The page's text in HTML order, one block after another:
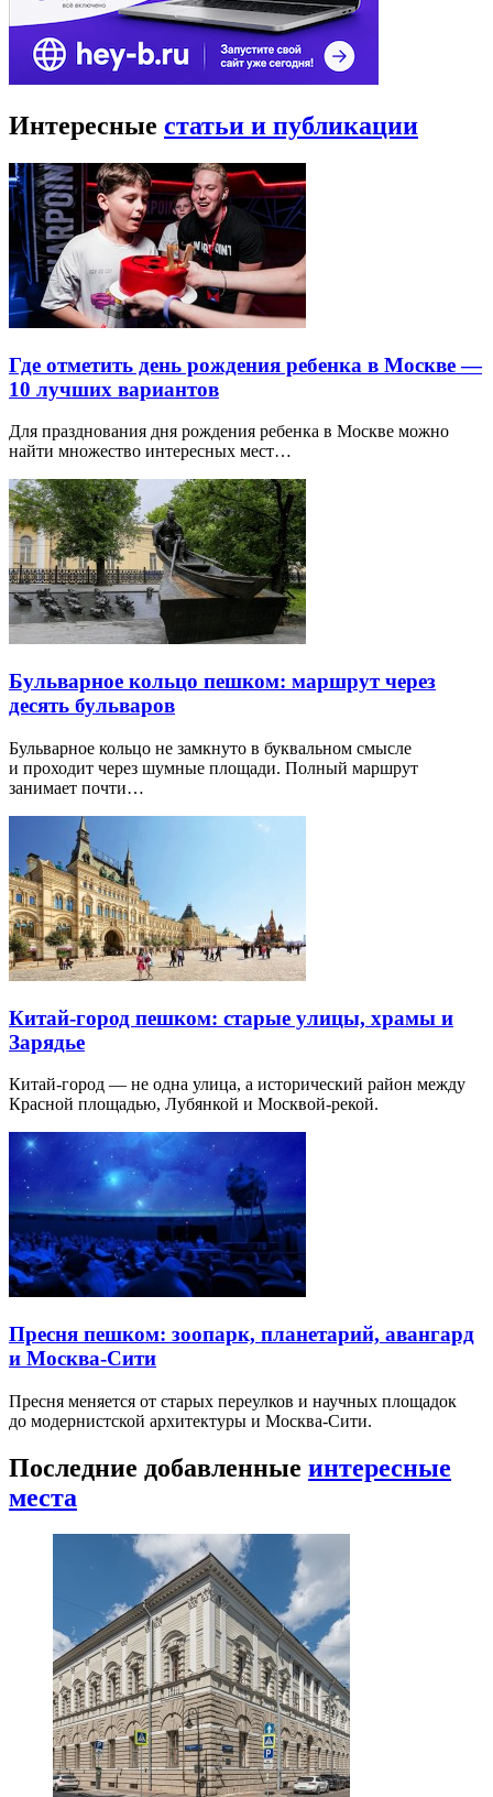
Интересные статьи и публикации
Где отметить день рождения ребенка в Москве —
10 лучших вариантов
Для празднования дня рождения ребенка в Москве можно
найти множество интересных мест…
Бульварное кольцо пешком: маршрут через
десять бульваров
Бульварное кольцо не замкнуто в буквальном смысле
и проходит через шумные площади. Полный маршрут
занимает почти…
Китай-город пешком: старые улицы, храмы и
Зарядье
Китай-город — не одна улица, а исторический район между
Красной площадью, Лубянкой и Москвой-рекой.
Пресня пешком: зоопарк, планетарий, авангард
и Москва-Сити
Пресня меняется от старых переулков и научных площадок
до модернистской архитектуры и Москва-Сити.
Последние добавленные интересные
места